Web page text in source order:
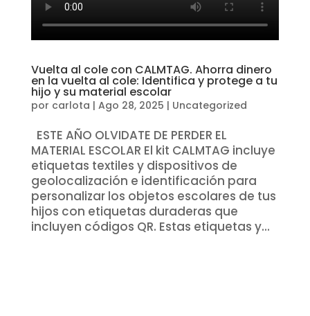
Vuelta al cole con CALMTAG. Ahorra dinero
en la vuelta al cole: Identifica y protege a tu
hijo y su material escolar
por carlota | Ago 28, 2025 | Uncategorized
ESTE AÑO OLVIDATE DE PERDER EL
MATERIAL ESCOLAR El kit CALMTAG incluye
etiquetas textiles y dispositivos de
geolocalización e identificación para
personalizar los objetos escolares de tus
hijos con etiquetas duraderas que
incluyen códigos QR. Estas etiquetas y...